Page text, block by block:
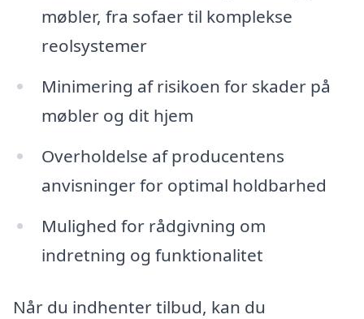
møbler, fra sofaer til komplekse
reolsystemer
Minimering af risikoen for skader på
møbler og dit hjem
Overholdelse af producentens
anvisninger for optimal holdbarhed
Mulighed for rådgivning om
indretning og funktionalitet
Når du indhenter tilbud, kan du